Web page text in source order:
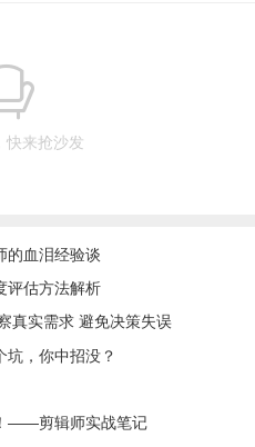
快来抢沙发
的血泪经验谈
评估方法解析
真实需求 避免决策失误
坑，你中招没？
——剪辑师实战笔记